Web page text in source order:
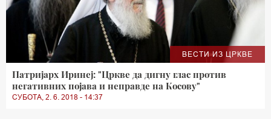
ВЕСТИ ИЗ ЦРКВЕ
Патријарх Иринеј: "Цркве да дигну глас против
негативних појава и неправде на Косову"
СУБОТА, 2. 6. 2018 - 14:37